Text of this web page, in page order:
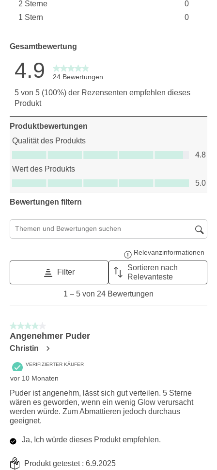
1
2 Sterne
0
0
1 Stern
0
Gesamtbewertung
4.9 24 Bewertungen
5 von 5 (100%) der Rezensenten empfehlen dieses
Produkt
Produktbewertungen
Qualität des Produkts
Qualität des Produkts, 4.8 von 5
4.8
Wert des Produkts
Wert des Produkts, 5.0 von 5
5.0
Bewertungen filtern
Suchthemen und Bewertungen Suchregion
Relevanzinformationen
Filter
Sortieren nach
Relevanteste
von
24
Bewertungen.
1 – 5 von 24 Bewertungen
4 von 5 Sternen.
Angenehmer Puder
Christin
VERIFIZIERTER KÄUFER
vor 10 Monaten
Puder ist angenehm, lässt sich gut verteilen. 5 Sterne
wären es geworden, wenn ein wenig Glow verursacht
werden würde. Zum Abmattieren jedoch durchaus
geeignet.
Ja, Ich würde dieses Produkt empfehlen.
Produkt getestet : 6.9.2025